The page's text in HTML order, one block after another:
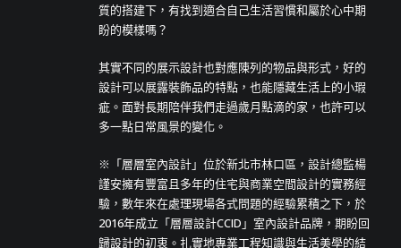
質的搭建下，有找到適合自己生活習慣和屬於心中期
盼的模樣嗎？
其實不同的展示設計也對應陳列的物品與形式，好的
設計可以展露裝飾品的特點，也能隱藏生活上的小瑕
疵。面對長期陪伴我們走過歲月點滴的家，也許可以
多一點日常風景的變化。
※「層層室內設計」位於新北市林口區，設計總監楊
謹安擁有豐富且多年的住宅與商業空間設計的實務經
驗，數年來在處理現場各式問題的經驗累積之下，於
2016年成立「層層設計CCID」室內設計品牌，期盼回
歸設計的初衷。扎實地專業工程知識與生活美學的結